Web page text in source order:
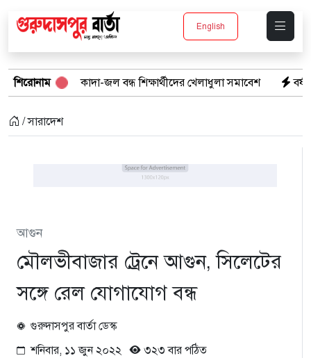
English
শিরোনাম
কাদা-জল বন্ধ শিক্ষার্থীদের খেলাধুলা সমাবেশ বর্ষার পানিতে
/ সারাদেশ
আগুন
মৌলভীবাজার ট্রেনে আগুন, সিলেটের
সঙ্গে রেল যোগাযোগ বন্ধ
গুরুদাসপুর বার্তা ডেস্ক
শনিবার, ১১ জুন ২০২২
৩২৩ বার পঠিত